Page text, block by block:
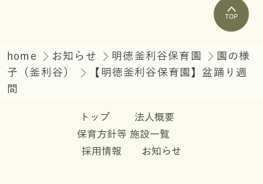
TOP
home お知らせ 明徳釜利谷保育園
園の様
子（釜利谷）
【明徳釜利谷保育園】盆踊り週
間
トップ
法人概要
保育方針等 施設一覧
採用情報
お知らせ